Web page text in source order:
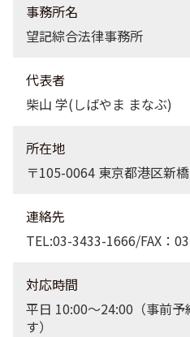
事務所名
望記綜合法律事務所
代表者
柴山 学(しばやま まなぶ)
所在地
〒105-0064 東京都港区新
連絡先
TEL:03-3433-1666/FAX：
対応時間
平日 10:00〜24:00（事前
す）